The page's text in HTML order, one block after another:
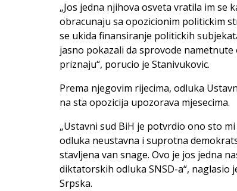
„Jos jedna njihova osveta vratila im se
obracunaju sa opozicionim politickim
se ukida finansiranje politickih
jasno pokazali da sprovode
priznaju“, porucio je Stanivukovic.
Prema njegovim rijecima, odluka
na sta opozicija upozorava mjesecima.
„Ustavni sud BiH je potvrdio ono sto
odluka neustavna i suprotna
stavljena van snage. Ovo je jos jedna
diktatorskih odluka SNSD-a“, naglasio
Srpska.